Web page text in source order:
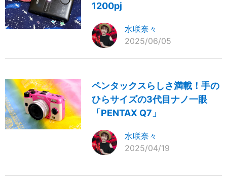
1200pj
水咲奈々
2025/06/05
ペンタックスらしさ満載！手の
ひらサイズの3代目ナノ一眼
「PENTAX Q7」
水咲奈々
2025/04/19